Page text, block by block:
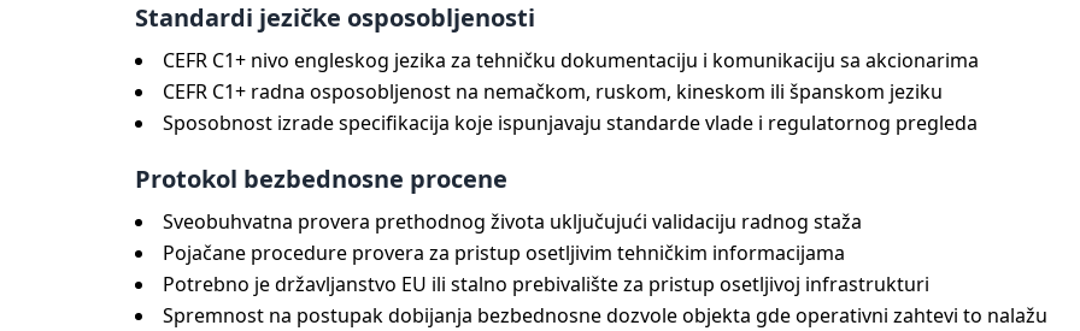
Standardi jezičke osposobljenosti
CEFR C1+ nivo engleskog jezika za tehničku dokumentaciju i komunikaciju sa akcionarima
CEFR C1+ radna osposobljenost na nemačkom, ruskom, kineskom ili španskom jeziku
Sposobnost izrade specifikacija koje ispunjavaju standarde vlade i regulatornog pregleda
Protokol bezbednosne procene
Sveobuhvatna provera prethodnog života uključujući validaciju radnog staža
Pojačane procedure provera za pristup osetljivim tehničkim informacijama
Potrebno je državljanstvo EU ili stalno prebivalište za pristup osetljivoj infrastrukturi
Spremnost na postupak dobijanja bezbednosne dozvole objekta gde operativni zahtevi to nalažu